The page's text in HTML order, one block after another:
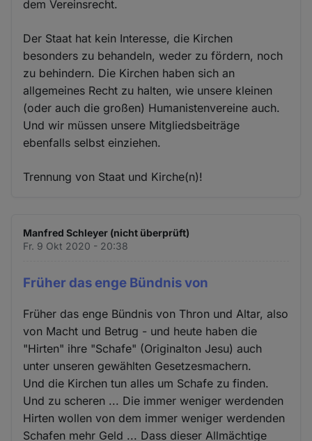
dem Vereinsrecht.
Der Staat hat kein Interesse, die Kirchen
besonders zu behandeln, weder zu fördern, noch
zu behindern. Die Kirchen haben sich an
allgemeines Recht zu halten, wie unsere kleinen
(oder auch die großen) Humanistenvereine auch.
Und wir müssen unsere Mitgliedsbeiträge
ebenfalls selbst einziehen.
Trennung von Staat und Kirche(n)!
Manfred Schleyer (nicht überprüft)
Fr. 9 Okt 2020 - 20:38
Früher das enge Bündnis von
Früher das enge Bündnis von Thron und Altar, also
von Macht und Betrug - und heute haben die
"Hirten" ihre "Schafe" (Originalton Jesu) auch
unter unseren gewählten Gesetzesmachern.
Und die Kirchen tun alles um Schafe zu finden.
Und zu scheren ... Die immer weniger werdenden
Hirten wollen von dem immer weniger werdenden
Schafen mehr Geld ... Dass dieser Allmächtige